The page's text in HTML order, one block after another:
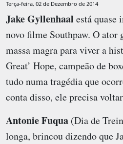
Terça-feira, 02 de Dezembro de 2014
Jake Gyllenhaal está quase
novo filme Southpaw. O ator
massa magra para viver a
Great’ Hope, campeão de
tudo numa tragédia que
conta disso, ele precisa
Antonie Fuqua (Dia de
longa, brincou dizendo que